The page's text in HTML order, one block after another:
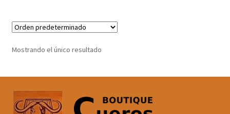
Mostrando el único resultado